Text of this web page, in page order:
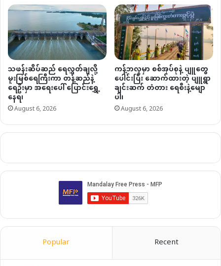
သဖန်းဆိပ်ဆည် ရေလွှတ်ချလို့
မူးမြစ်ရေကြီးကာ တန့်ဆည်နဲ့
ရေဦးမှာ အရေးပေါ် ပြောင်းရွှေ့
နေရ၊
August 6, 2026
ကန့်ဘလူမှာ စစ်အုပ်စုနဲ့ ပျူတွေ
ပေါင်းပြီး ဆောက်ထားတဲ့ ပျူရွာ
ချင်းဆက် တံတား ရေစီးနဲ့မျော
ပါ၊
August 6, 2026
Popular Recent